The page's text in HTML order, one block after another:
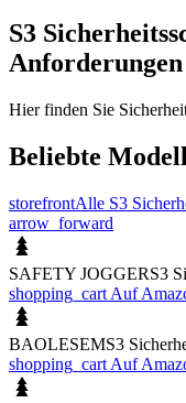
S3
Hier finden Sie
Beliebte
storefrontAlle S3
arrow_forward
SAFETY JOGGERS3
shopping_cart Auf
BAOLESEMS3
shopping_cart Auf